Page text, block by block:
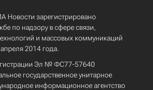
Новости зарегистрировано
по надзору в сфере связи,
и массовых коммуникаций
2014 года.
Эл № ФС77-57640
государственное унитарное
информационное агентство